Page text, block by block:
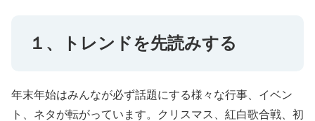
１、トレンドを先読みする
年末年始はみんなが必ず話題にする様々な行事、イベン
ト、ネタが転がっています。クリスマス、紅白歌合戦、初